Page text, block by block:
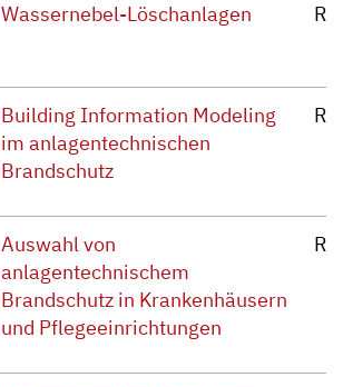
Wassernebel-Löschanlagen
Building Information Modeling
im anlagentechnischen
Brandschutz
Auswahl von
anlagentechnischem
Brandschutz in Krankenhäusern
und Pflegeeinrichtungen